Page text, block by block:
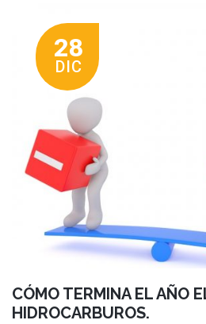
28
DIC
CÓMO TERMINA EL AÑO
HIDROCARBUROS.